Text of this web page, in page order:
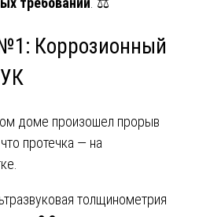
Коррозионный
доме произошел прорыв
протечка — на
толщинометрия